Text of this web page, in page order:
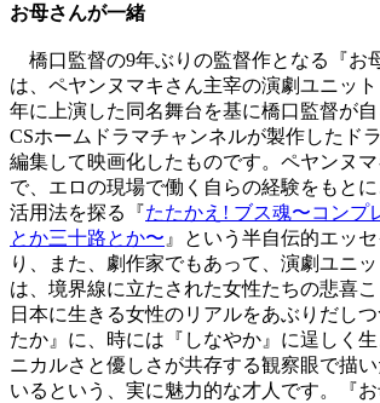
お母さんが一緒
橋口監督の9年ぶりの監督作となる『お
は、ペヤンヌマキさん主宰の演劇ユニッ
年に上演した同名舞台を基に橋口監督が自
CSホームドラマチャンネルが製作したド
編集して映画化したものです。ペヤンヌ
で、エロの現場で働く自らの経験をもと
活用法を探る『たたかえ! ブス魂〜コンプ
とか三十路とか〜 』という半自伝的エッ
り、また、劇作家でもあって、演劇ユニ
は、境界線に立たされた女性たちの悲喜
日本に生きる女性のリアルをあぶりだし
たか』に、時には『しなやか』に逞しく
ニカルさと優しさが共存する観察眼で描
いるという、実に魅力的な才人です。『